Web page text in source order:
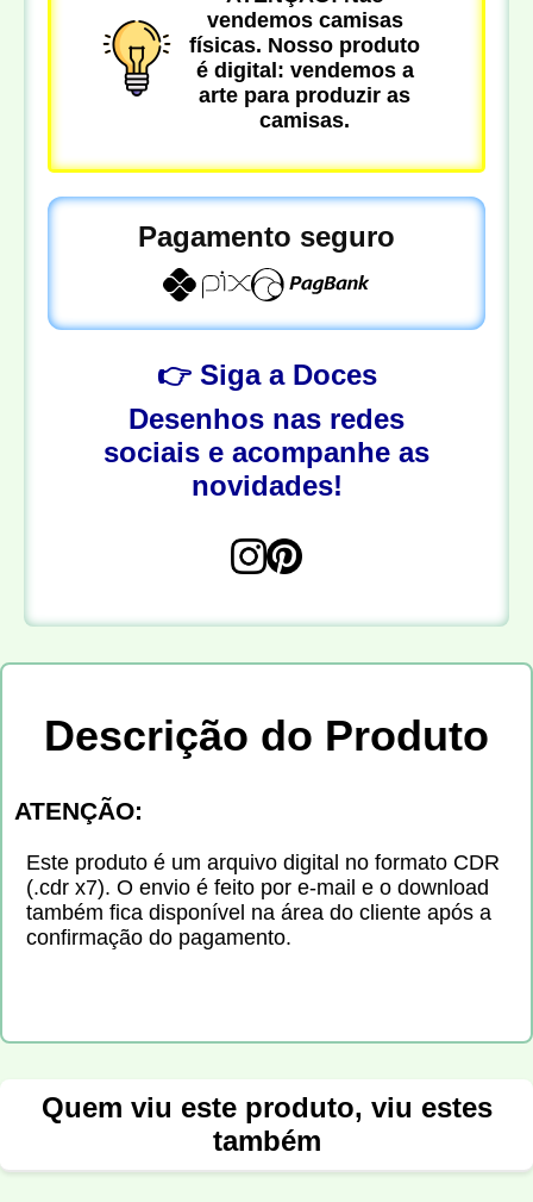
vendemos camisas
físicas. Nosso produto
é digital: vendemos a
arte para produzir as
camisas.
Pagamento seguro
👉 Siga a Doces
Desenhos nas redes
sociais e acompanhe as
novidades!
Descrição do Produto
ATENÇÃO:
Este produto é um arquivo digital no formato CDR
(.cdr x7). O envio é feito por e-mail e o download
também fica disponível na área do cliente após a
confirmação do pagamento.
Quem viu este produto, viu estes
também